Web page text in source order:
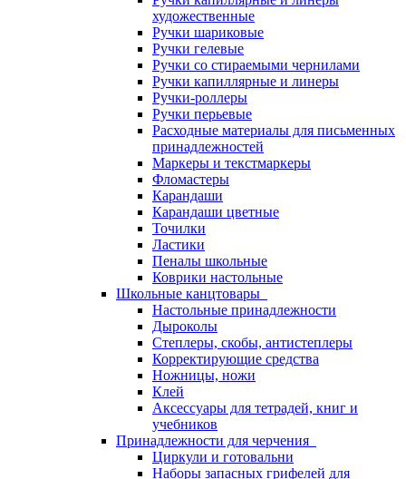
художественные
Ручки шариковые
Ручки гелевые
Ручки со стираемыми чернилами
Ручки капиллярные и линеры
Ручки-роллеры
Ручки перьевые
Расходные материалы для письменных
принадлежностей
Маркеры и текстмаркеры
Фломастеры
Карандаши
Карандаши цветные
Точилки
Ластики
Пеналы школьные
Коврики настольные
Школьные канцтовары
Настольные принадлежности
Дыроколы
Степлеры, скобы, антистеплеры
Корректирующие средства
Ножницы, ножи
Клей
Аксессуары для тетрадей, книг и
учебников
Принадлежности для черчения
Циркули и готовальни
Наборы запасных грифелей для